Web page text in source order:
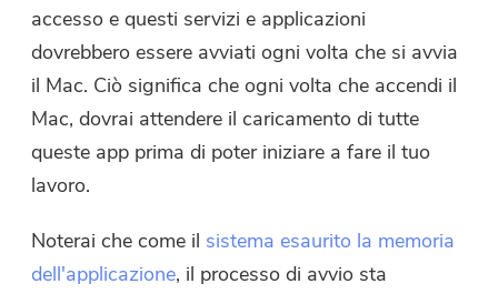
accesso e questi servizi e applicazioni
dovrebbero essere avviati ogni volta che si avvia
il Mac. Ciò significa che ogni volta che accendi il
Mac, dovrai attendere il caricamento di tutte
queste app prima di poter iniziare a fare il tuo
lavoro.
Noterai che come il sistema esaurito la memoria
dell'applicazione, il processo di avvio sta